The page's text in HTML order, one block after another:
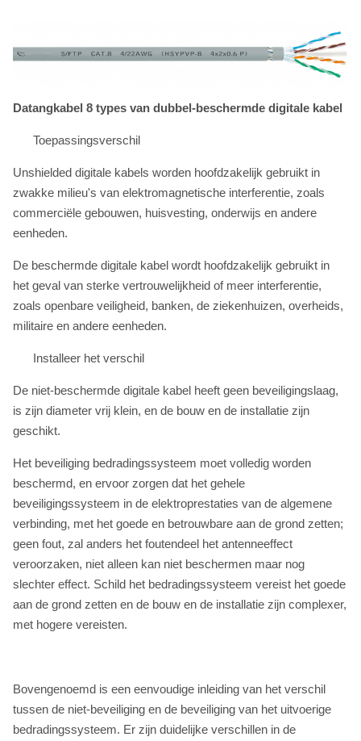
Datangkabel 8 types van dubbel-beschermde digitale kabel
Toepassingsverschil
Unshielded digitale kabels worden hoofdzakelijk gebruikt in
zwakke milieu's van elektromagnetische interferentie, zoals
commerciële gebouwen, huisvesting, onderwijs en andere
eenheden.
De beschermde digitale kabel wordt hoofdzakelijk gebruikt in
het geval van sterke vertrouwelijkheid of meer interferentie,
zoals openbare veiligheid, banken, de ziekenhuizen, overheids,
militaire en andere eenheden.
Installeer het verschil
De niet-beschermde digitale kabel heeft geen beveiligingslaag,
is zijn diameter vrij klein, en de bouw en de installatie zijn
geschikt.
Het beveiliging bedradingssysteem moet volledig worden
beschermd, en ervoor zorgen dat het gehele
beveiligingssysteem in de elektroprestaties van de algemene
verbinding, met het goede en betrouwbare aan de grond zetten;
geen fout, zal anders het foutendeel het antenneeffect
veroorzaken, niet alleen kan niet beschermen maar nog
slechter effect. Schild het bedradingssysteem vereist het goede
aan de grond zetten en de bouw en de installatie zijn complexer,
met hogere vereisten.
Bovengenoemd is een eenvoudige inleiding van het verschil
tussen de niet-beveiliging en de beveiliging van het uitvoerige
bedradingssysteem. Er zijn duidelijke verschillen in de